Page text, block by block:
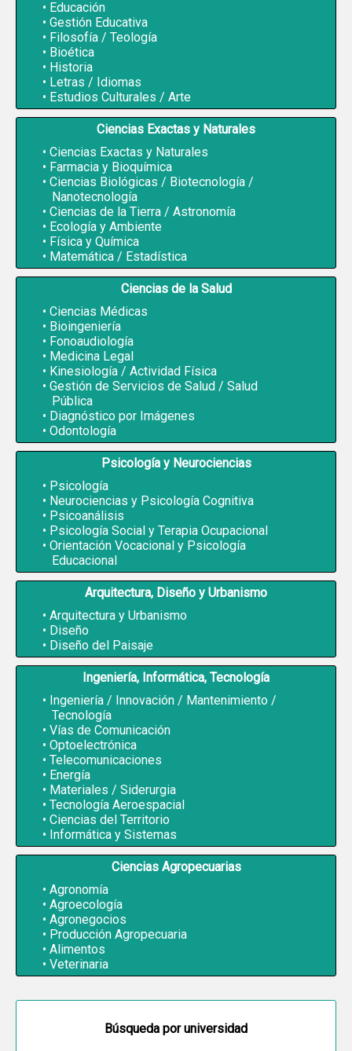
Educación
Gestión Educativa
Filosofía / Teología
Bioética
Historia
Letras / Idiomas
Estudios Culturales / Arte
Ciencias Exactas y Naturales
Ciencias Exactas y Naturales
Farmacia y Bioquímica
Ciencias Biológicas / Biotecnología /
Nanotecnología
Ciencias de la Tierra / Astronomía
Ecología y Ambiente
Física y Química
Matemática / Estadística
Ciencias de la Salud
Ciencias Médicas
Bioingeniería
Fonoaudiología
Medicina Legal
Kinesiología / Actividad Física
Gestión de Servicios de Salud / Salud
Pública
Diagnóstico por Imágenes
Odontología
Psicología y Neurociencias
Psicología
Neurociencias y Psicología Cognitiva
Psicoanálisis
Psicología Social y Terapia Ocupacional
Orientación Vocacional y Psicología
Educacional
Arquitectura, Diseño y Urbanismo
Arquitectura y Urbanismo
Diseño
Diseño del Paisaje
Ingeniería, Informática, Tecnología
Ingeniería / Innovación / Mantenimiento /
Tecnología
Vías de Comunicación
Optoelectrónica
Telecomunicaciones
Energía
Materiales / Siderurgia
Tecnología Aeroespacial
Ciencias del Territorio
Informática y Sistemas
Ciencias Agropecuarias
Agronomía
Agroecología
Agronegocios
Producción Agropecuaria
Alimentos
Veterinaria
Búsqueda por universidad